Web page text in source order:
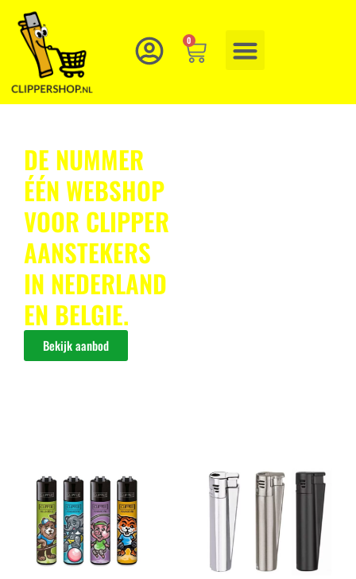
0
DE NUMMER
ÉÉN WEBSHOP
VOOR CLIPPER
AANSTEKERS
IN NEDERLAND
EN BELGIE.
Bekijk aanbod